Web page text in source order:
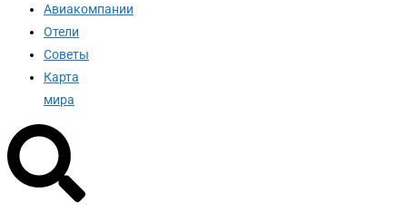
Авиакомпании
Отели
Советы
Карта
мира